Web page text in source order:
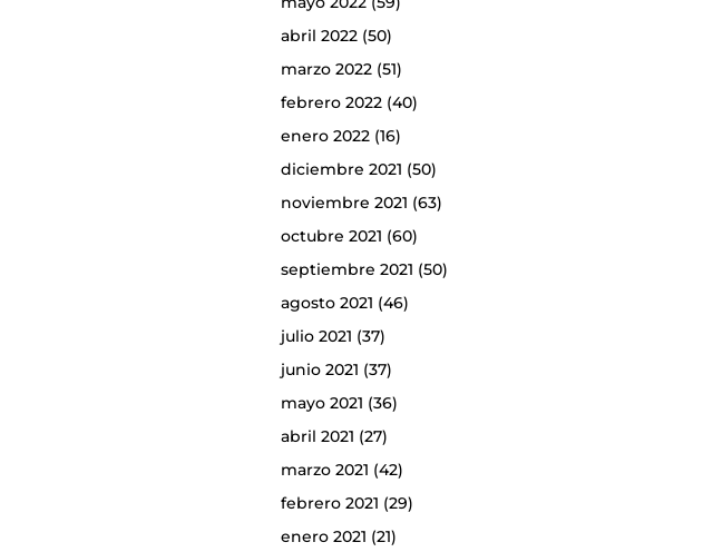
abril 2022(50)
marzo 2022(51)
febrero 2022(40)
enero 2022(16)
diciembre 2021 (50)
noviembre 2021 (63)
octubre 2021 (60)
septiembre 2021 (50)
agosto 2021 (46)
julio 2021 (37)
junio 2021 (37)
mayo 2021 (36)
abril 2021 (27)
marzo 2021 (42)
febrero 2021 (29)
enero 2021 (21)